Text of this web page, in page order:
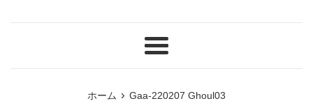
メ
ホーム › Gaa-220207 Ghoul03